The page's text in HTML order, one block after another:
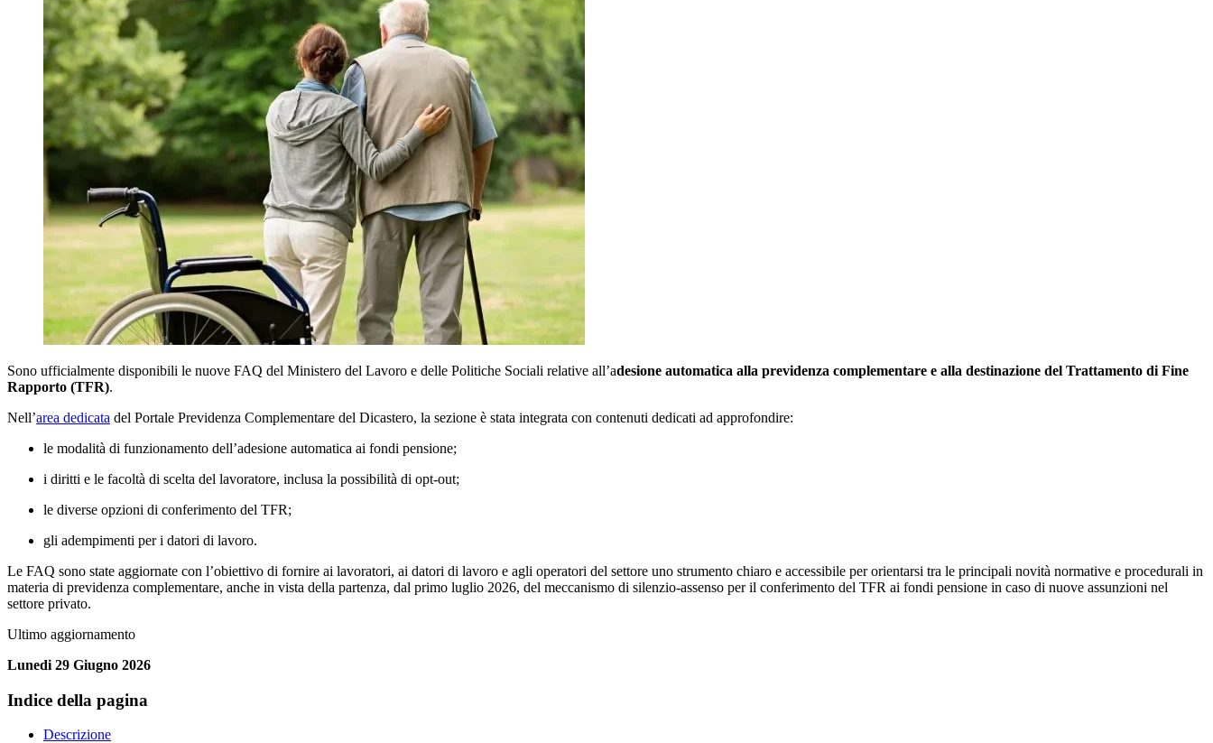
Sono ufficialmente disponibili le nuove FAQ del Ministero del Lavoro e delle Politiche Sociali relative all’adesione automatica alla previdenza complementare e alla destinazione del Trattamento di Fine
Rapporto (TFR).
Nell’area dedicata del Portale Previdenza Complementare del Dicastero, la sezione è stata integrata con contenuti dedicati ad approfondire:
le modalità di funzionamento dell’adesione automatica ai fondi pensione;
i diritti e le facoltà di scelta del lavoratore, inclusa la possibilità di opt-out;
le diverse opzioni di conferimento del TFR;
gli adempimenti per i datori di lavoro.
Le FAQ sono state aggiornate con l’obiettivo di fornire ai lavoratori, ai datori di lavoro e agli operatori del settore uno strumento chiaro e accessibile per orientarsi tra le principali novità normative e procedurali in
materia di previdenza complementare, anche in vista della partenza, dal primo luglio 2026, del meccanismo di silenzio-assenso per il conferimento del TFR ai fondi pensione in caso di nuove assunzioni nel
settore privato.
Ultimo aggiornamento
Lunedi 29 Giugno 2026
Indice della pagina
Descrizione